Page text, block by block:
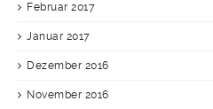
Februar 2017
Januar 2017
Dezember 2016
November 2016